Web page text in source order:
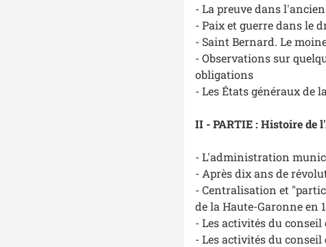
- La preuve dans
- Paix et guerre dans le
- Saint Bernard. Le
- Observations sur
obligations
- Les États généraux de
II - PARTIE : Histoire de
- L'administration
- Après dix ans de
- Centralisation et
de la Haute-Garonne en
- Les activités du
- Les activités du